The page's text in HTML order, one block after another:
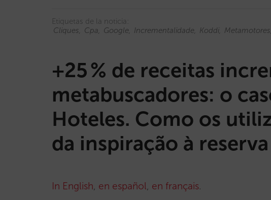
Etiquetas de la noticia:
Cliques
Cpa Google Incrementalidade Koddi Metamotores
+25 % de receitas
metabuscadores: o
Hoteles. Como os
da inspiração à reserva
In English, en español, en français.